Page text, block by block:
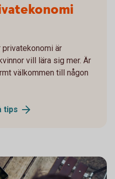
är
vill lära sig mer. Är
välkommen till någon
tips